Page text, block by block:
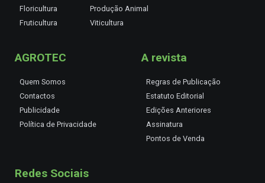
Floricultura
Fruticultura
Produção Animal
Viticultura
AGROTEC
Quem Somos
Contactos
Publicidade
Política de Privacidade
A revista
Regras de Publicação
Estatuto Editorial
Edições Anteriores
Assinatura
Pontos de Venda
Redes Sociais